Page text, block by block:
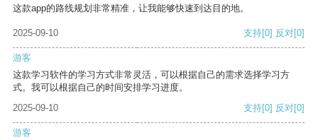
这款app的路线规划非常精准，让我能够快速到达目的地。
2025-09-10 支持[0] 反对[0]
游客
这款学习软件的学习方式非常灵活，可以根据自己的需求选择学习方
式。我可以根据自己的时间安排学习进度。
2025-09-10
支持[0] 反对[0]
游客